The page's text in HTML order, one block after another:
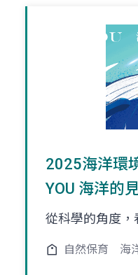
2025海洋環
YOU 海洋的
從科學的角度，
自然保育 海